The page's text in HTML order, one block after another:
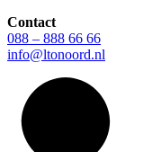
Contact
088 – 888 66 66
info@ltonoord.nl